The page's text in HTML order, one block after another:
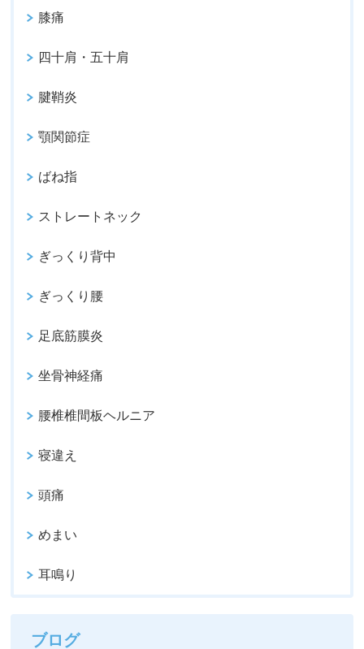
膝痛
四十肩・五十肩
腱鞘炎
顎関節症
ばね指
ストレートネック
ぎっくり背中
ぎっくり腰
足底筋膜炎
坐骨神経痛
腰椎椎間板ヘルニア
寝違え
頭痛
めまい
耳鳴り
ブログ